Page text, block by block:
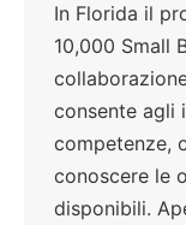
In Florida il
10,000 Small
consente agli
competenze,
conoscere le
disponibili.